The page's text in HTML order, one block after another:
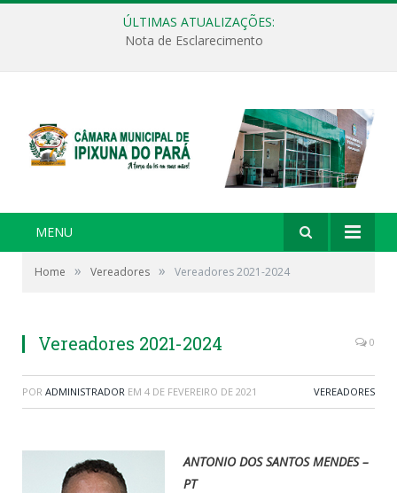
ÚLTIMAS ATUALIZAÇÕES:
Nota de Esclarecimento
MENU
Home » Vereadores » Vereadores 2021-2024
Vereadores 2021-2024 0
POR ADMINISTRADOR EM 4 DE FEVEREIRO DE 2021 VEREADORES
ANTONIO DOS SANTOS MENDES –
PT